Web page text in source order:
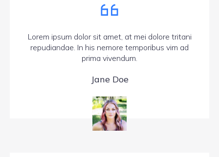
Lorem ipsum dolor sit amet, at mei dolore tritani
repudiandae. In his nemore temporibus vim ad
prima vivendum.
Jane Doe